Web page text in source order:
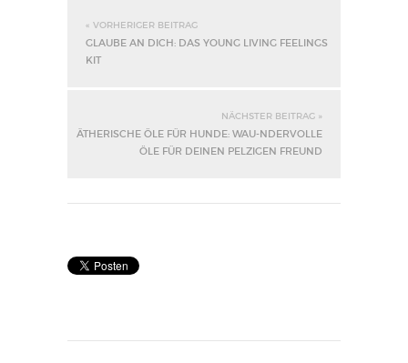
« VORHERIGER BEITRAG
GLAUBE AN DICH: DAS YOUNG LIVING FEELINGS
KIT
NÄCHSTER BEITRAG »
ÄTHERISCHE ÖLE FÜR HUNDE: WAU-NDERVOLLE
ÖLE FÜR DEINEN PELZIGEN FREUND